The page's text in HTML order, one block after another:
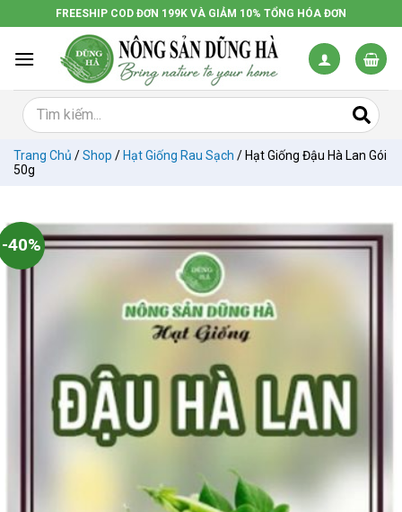
đến
dung
FREESHIP COD ĐƠN 199K VÀ GIẢM 10% TỔNG HÓA ĐƠN
Trang Chủ /Shop / Hạt Giống Rau Sạch / Hạt Giống Đậu Hà Lan Gói
50g
-40%